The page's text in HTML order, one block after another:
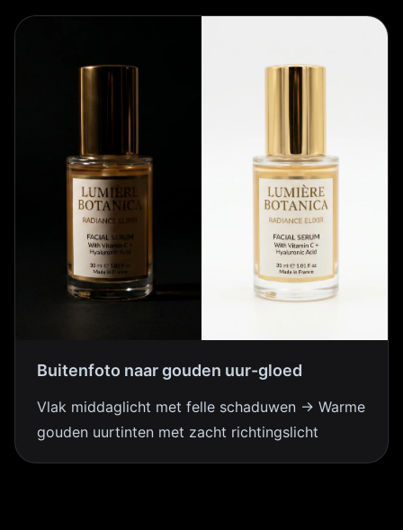
Buitenfoto naar gouden uur-gloed
Vlak middaglicht met felle schaduwen → Warme
gouden uurtinten met zacht richtingslicht